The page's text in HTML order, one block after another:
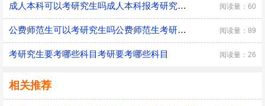
成人本科可以考研究生吗成人本科报考研究生条件 阅读量：60
公费师范生可以考研究生吗公费师范生考研有什么限制 阅读量：89
考研究生要考哪些科目考研要考哪些科目 阅读量：26
相关推荐